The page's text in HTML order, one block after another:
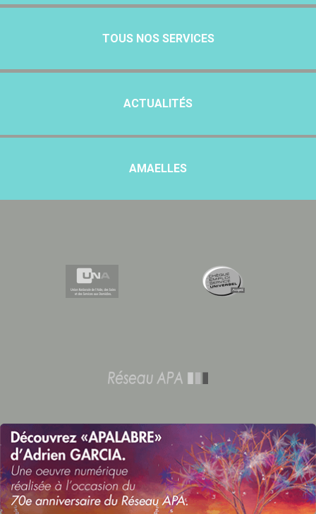
TOUS NOS SERVICES
ACTUALITÉS
AMAELLES